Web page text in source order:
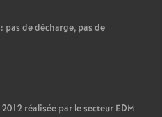
de décharge, pas de
2012 réalisée par le secteur EDM